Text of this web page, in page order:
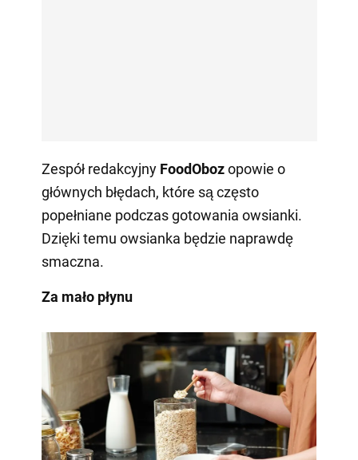
Zespół redakcyjny FoodObozopowie o
głównych błędach, które są często
popełniane podczas gotowania owsianki.
Dzięki temu owsianka będzie naprawdę
smaczna.
Za mało płynu